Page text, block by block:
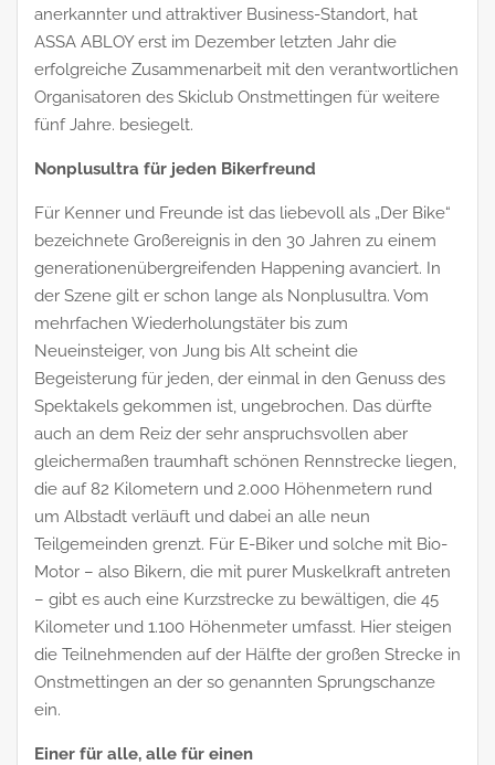
anerkannter und attraktiver Business-Standort, hat
ASSA ABLOY erst im Dezember letzten Jahr die
erfolgreiche Zusammenarbeit mit den verantwortlichen
Organisatoren des Skiclub Onstmettingen für weitere
fünf Jahre. besiegelt.
Nonplusultra für jeden Bikerfreund
Für Kenner und Freunde ist das liebevoll als „Der Bike“
bezeichnete Großereignis in den 30 Jahren zu einem
generationenübergreifenden Happening avanciert. In
der Szene gilt er schon lange als Nonplusultra. Vom
mehrfachen Wiederholungstäter bis zum
Neueinsteiger, von Jung bis Alt scheint die
Begeisterung für jeden, der einmal in den Genuss des
Spektakels gekommen ist, ungebrochen. Das dürfte
auch an dem Reiz der sehr anspruchsvollen aber
gleichermaßen traumhaft schönen Rennstrecke liegen,
die auf 82 Kilometern und 2.000 Höhenmetern rund
um Albstadt verläuft und dabei an alle neun
Teilgemeinden grenzt. Für E-Biker und solche mit Bio-
Motor – also Bikern, die mit purer Muskelkraft antreten
– gibt es auch eine Kurzstrecke zu bewältigen, die 45
Kilometer und 1.100 Höhenmeter umfasst. Hier steigen
die Teilnehmenden auf der Hälfte der großen Strecke in
Onstmettingen an der so genannten Sprungschanze
ein.
Einer für alle, alle für einen